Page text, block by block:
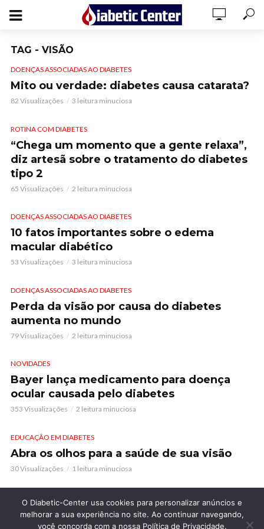
TAG - VISÃO
DOENÇAS ASSOCIADAS AO DIABETES
Mito ou verdade: diabetes causa catarata?
82 Visualizações 3 leitura minuciosa
ROTINA COM DIABETES
“Chega um momento que a gente relaxa”,
diz artesã sobre o tratamento do diabetes
tipo 2
65 Visualizações 2 leitura minuciosa
DOENÇAS ASSOCIADAS AO DIABETES
10 fatos importantes sobre o edema
macular diabético
53 Visualizações 3 leitura minuciosa
DOENÇAS ASSOCIADAS AO DIABETES
Perda da visão por causa do diabetes
aumenta no mundo
79 Visualizações 2 leitura minuciosa
NOVIDADES
Bayer lança medicamento para doença
ocular causada pelo diabetes
353 Visualizações 2 leitura minuciosa
EDUCAÇÃO EM DIABETES
Abra os olhos para a saúde de sua visão
30 Visualizações 1 leitura minuciosa
O Diabetic-Center usa cookies para personalizar anúncios e
melhorar a sua experiência no site. Ao continuar navegando,
você concorda com a nossa Política de Privacidade.